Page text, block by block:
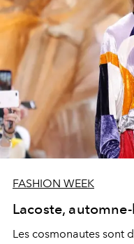
FASHION WEEK
Lacoste,
Les cosmonautes sont